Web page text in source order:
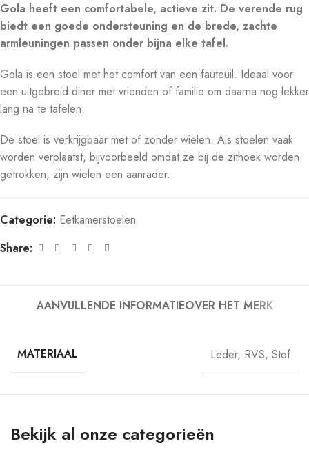
Gola heeft een comfortabele, actieve zit. De verende rug
biedt een goede ondersteuning en de brede, zachte
armleuningen passen onder bijna elke tafel.
Gola is een stoel met het comfort van een fauteuil. Ideaal voor
een uitgebreid diner met vrienden of familie om daarna nog lekker
lang na te tafelen.
De stoel is verkrijgbaar met of zonder wielen. Als stoelen vaak
worden verplaatst, bijvoorbeeld omdat ze bij de zithoek worden
getrokken, zijn wielen een aanrader.
Categorie: Eetkamerstoelen
Share:
AANVULLENDE INFORMATIEOVER HET MERK
MATERIAAL Leder, RVS, Stof
Bekijk al onze categorieën